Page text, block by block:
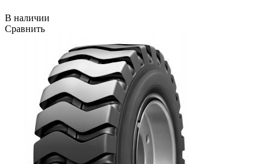
В наличии
Сравнить